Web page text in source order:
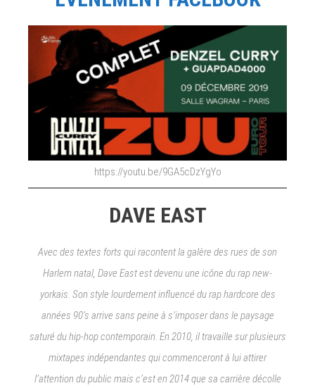
https://youtu.be/9GA5cDzYgYo
DAVE EAST
Avec des textes forts qui racontent la galère des rues de son
Harlem natal, Dave East est devenu une icône du rap new-
yorkais. Son style lourdement influencé du rap hardcore des
années 90’s arrive sans peine à s’imposer dans le paysage
saturé du hip-hop contemporain. En 2010, il travaille sur plusieurs
mixtapes indépendantes qui commenceront à lui attirer
l’attention du public mais c’est en 2014 que sa carrière décolle